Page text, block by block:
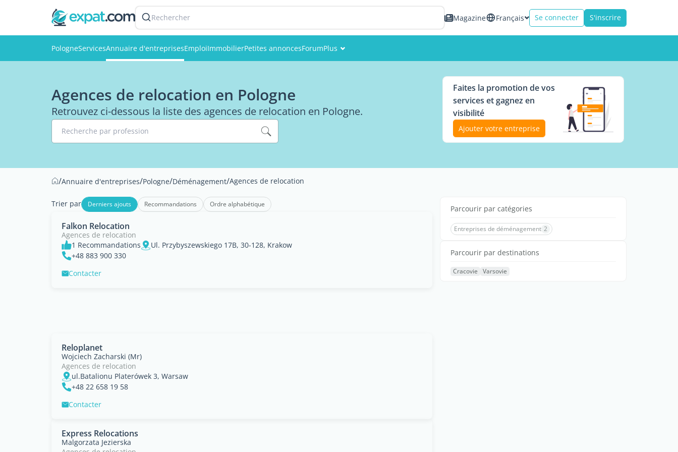
Rechercher Magazine Français Se connecter S'inscrire
PologneServicesAnnuaire d'entreprisesEmploiImmobilierPetites annoncesForumPlus
Photos
Agences de relocation en Pologne
Retrouvez ci-dessous la liste des agences de relocation en Pologne.
Recherche par profession
Faites la promotion de vos
services et gagnez en
visibilité
Ajouter votre entreprise
/Annuaire d'entreprises/Pologne/Déménagement/Agences de relocation
Trier par Derniers ajouts Recommandations Ordre alphabétique
Falkon Relocation
Agences de relocation
1 Recommandations
Ul. Przybyszewskiego 17B, 30-128, Krakow
+48 883 900 330
Contacter
Reloplanet
Wojciech Zacharski (Mr)
Agences de relocation
ul.Batalionu Platerówek 3, Warsaw
+48 22 658 19 58
Contacter
Express Relocations
Malgorzata Jezierska
Parcourir par catégories
Entreprises de déménagement 2
Parcourir par destinations
Cracovie Varsovie